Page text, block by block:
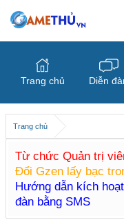
Trang chủ
Từ chức Quản trị
Đổi Gzen lấy bạc
Hướng dẫn kích
đàn bằng SMS
Trang chủ Diễn